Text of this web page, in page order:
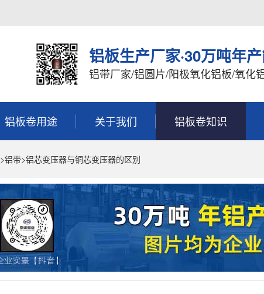
铝板生产厂家·30万吨年
铝带厂家/铝圆片/阳极氧化铝板/氧化
铝板卷用途 关于我们 铝板卷知识
>铝带>铝芯变压器与铜芯变压器的区别